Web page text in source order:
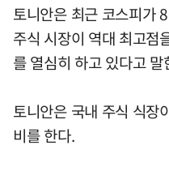
토니안은 최근 코스피가
주식 시장이 역대 최고점
를 열심히 하고 있다고 말
토니안은 국내 주식 식장
비를 한다.